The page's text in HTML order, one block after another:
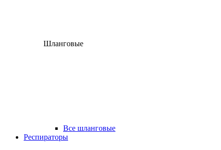
Шланговые
Все шланговые
Респираторы